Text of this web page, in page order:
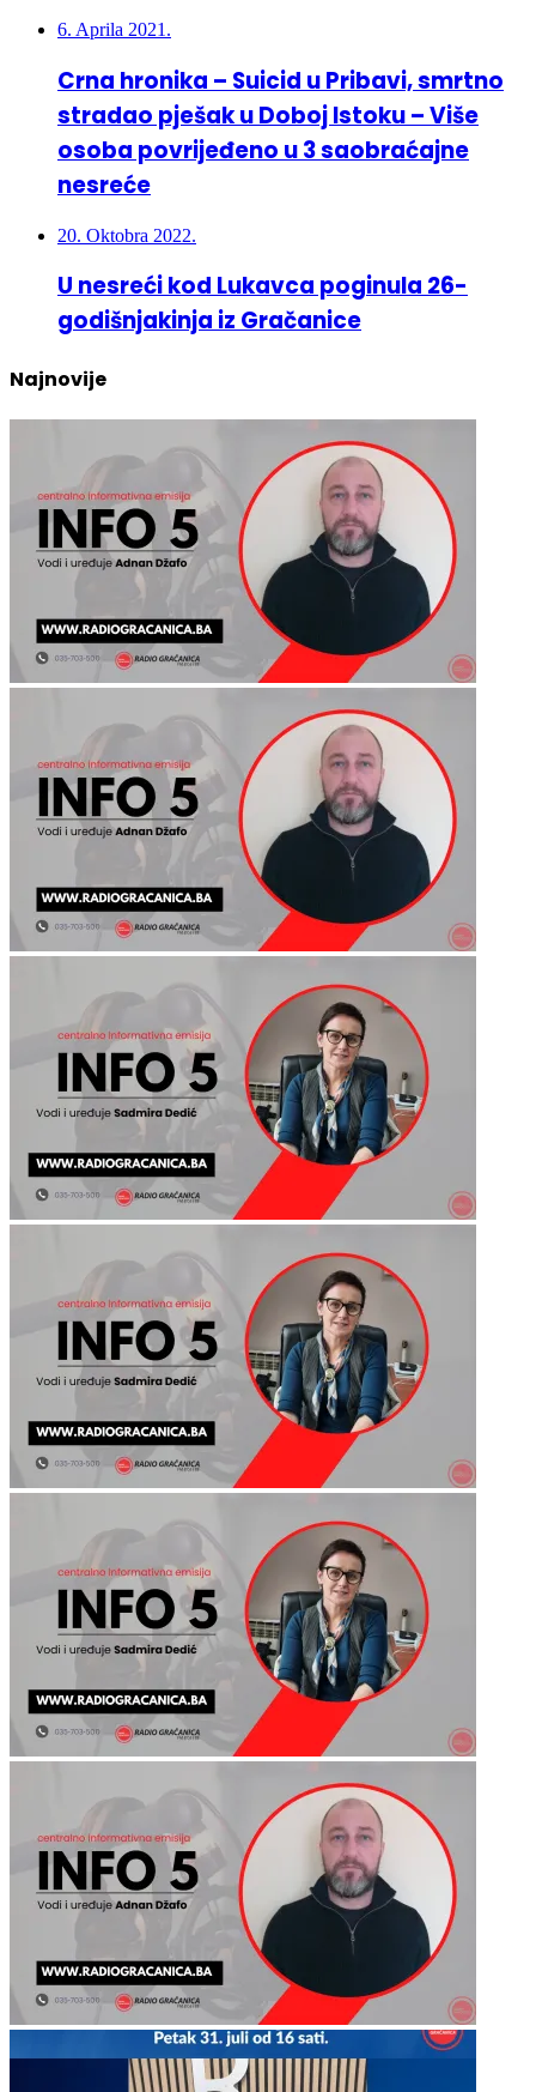
Crna hronika – Suicid u Pribavi, smrtno
stradao pješak u Doboj Istoku – Više
osoba povrijeđeno u 3 saobraćajne
nesreće
20. Oktobra 2022.
U nesreći kod Lukavca poginula 26-
godišnjakinja iz Gračanice
Najnovije